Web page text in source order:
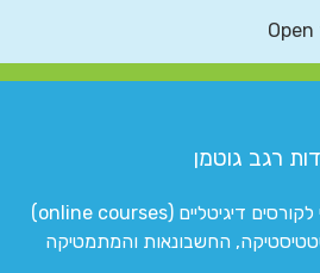
רגב גוטמן
המרכז המוביל והמקצועי לקורסים דיגיטליים (online courses)
החשבונאות והמתמטיקה